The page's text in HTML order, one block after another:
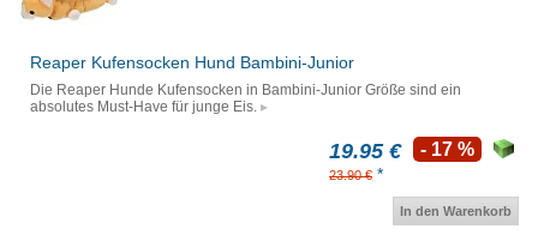
Reaper Kufensocken Hund Bambini-Junior
Die Reaper Hunde Kufensocken in Bambini-Junior Größe sind ein
absolutes Must-Have für junge Eis.
19.95 €
23.90 € *
- 17 %
In den Warenkorb